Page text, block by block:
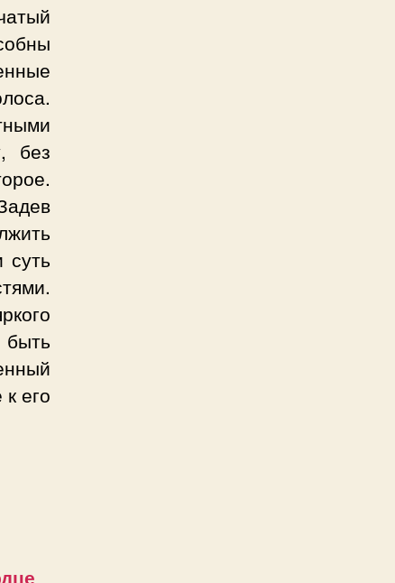
без
суть
его